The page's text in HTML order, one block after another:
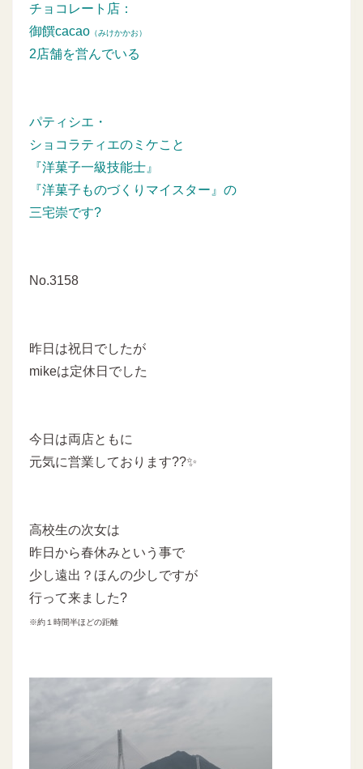
チョコレート店：
御饌cacao （みけかかお）
2店舗を営んでいる
パティシエ・
ショコラティエのミケこと
『洋菓子一級技能士』
『洋菓子ものづくりマイスター』の
三宅崇です?
No.3158
昨日は祝日でしたが
mikeは定休日でした
今日は両店ともに
元気に営業しております??✨
高校生の次女は
昨日から春休みという事で
少し遠出？ほんの少しですが
行って来ました?
※約１時間半ほどの距離